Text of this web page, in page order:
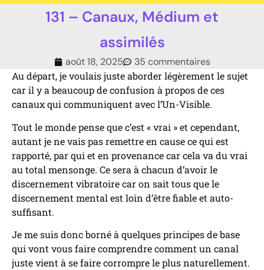
131 – Canaux, Médium et
assimilés
août 18, 2025
35 commentaires
Au départ, je voulais juste aborder légèrement le sujet
car il y a beaucoup de confusion à propos de ces
canaux qui communiquent avec l’Un-Visible.
Tout le monde pense que c’est « vrai » et cependant,
autant je ne vais pas remettre en cause ce qui est
rapporté, par qui et en provenance car cela va du vrai
au total mensonge. Ce sera à chacun d’avoir le
discernement vibratoire car on sait tous que le
discernement mental est loin d’être fiable et auto-
suffisant.
Je me suis donc borné à quelques principes de base
qui vont vous faire comprendre comment un canal
juste vient à se faire corrompre le plus naturellement.